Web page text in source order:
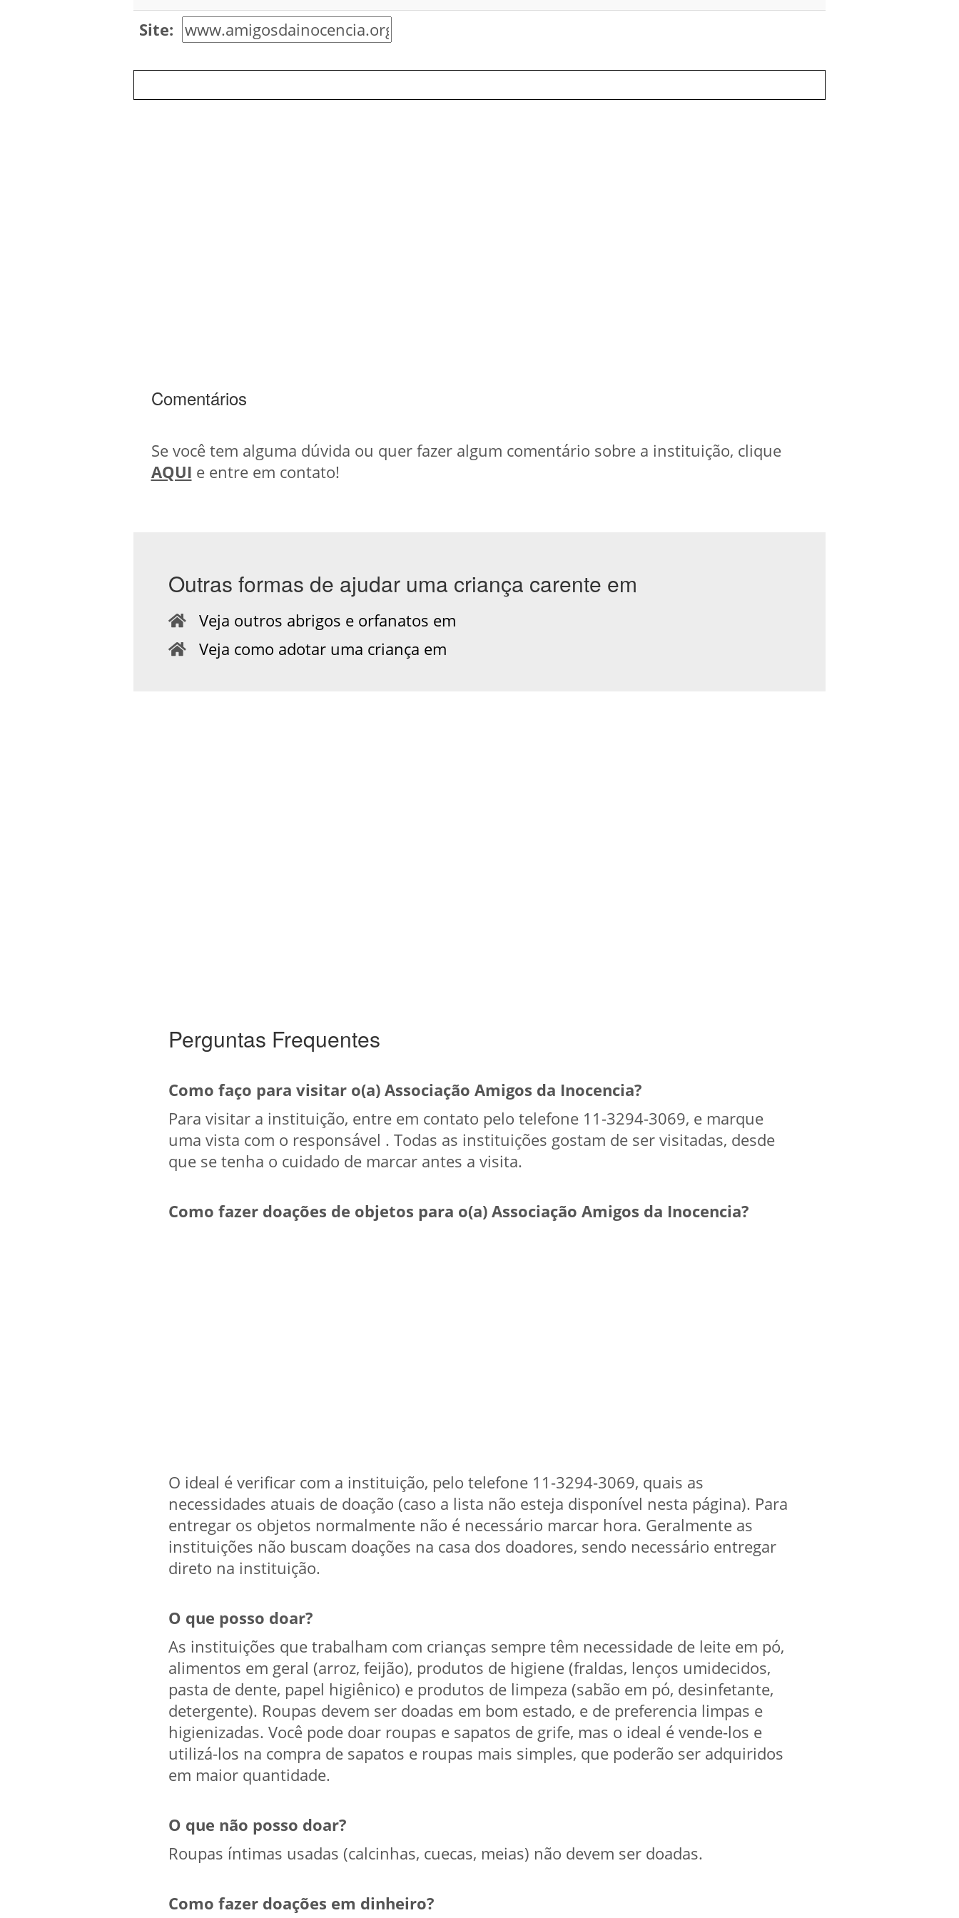
Site:
Comentários
Se você tem alguma dúvida ou quer fazer algum comentário sobre a instituição, clique
AQUI e entre em contato!
Outras formas de ajudar uma criança carente em
Veja outros abrigos e orfanatos em
Veja como adotar uma criança em
Perguntas Frequentes
Como faço para visitar o(a) Associação Amigos da Inocencia?
Para visitar a instituição, entre em contato pelo telefone 11-3294-3069, e marque
uma vista com o responsável . Todas as instituições gostam de ser visitadas, desde
que se tenha o cuidado de marcar antes a visita.
Como fazer doações de objetos para o(a) Associação Amigos da Inocencia?
O ideal é verificar com a instituição, pelo telefone 11-3294-3069, quais as
necessidades atuais de doação (caso a lista não esteja disponível nesta página). Para
entregar os objetos normalmente não é necessário marcar hora. Geralmente as
instituições não buscam doações na casa dos doadores, sendo necessário entregar
direto na instituição.
O que posso doar?
As instituições que trabalham com crianças sempre têm necessidade de leite em pó,
alimentos em geral (arroz, feijão), produtos de higiene (fraldas, lenços umidecidos,
pasta de dente, papel higiênico) e produtos de limpeza (sabão em pó, desinfetante,
detergente). Roupas devem ser doadas em bom estado, e de preferencia limpas e
higienizadas. Você pode doar roupas e sapatos de grife, mas o ideal é vende-los e
utilizá-los na compra de sapatos e roupas mais simples, que poderão ser adquiridos
em maior quantidade.
O que não posso doar?
Roupas íntimas usadas (calcinhas, cuecas, meias) não devem ser doadas.
Como fazer doações em dinheiro?